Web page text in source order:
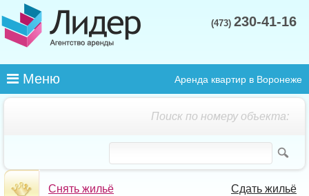
(473) 230-41-16
Меню Аренда квартир в Воронеже
Поиск по номеру объекта:
Снять жильё Сдать жильё